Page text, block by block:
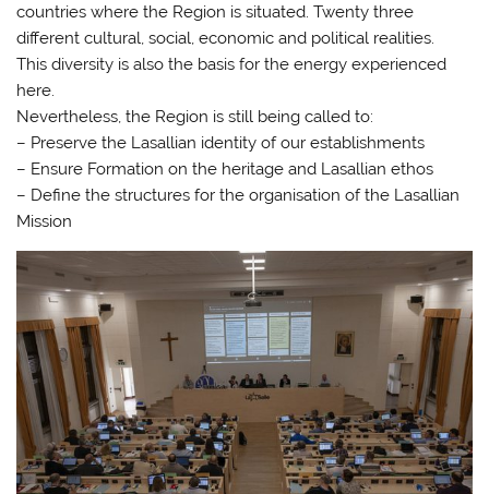
countries where the Region is situated. Twenty three
different cultural, social, economic and political realities.
This diversity is also the basis for the energy experienced
here.
Nevertheless, the Region is still being called to:
– Preserve the Lasallian identity of our establishments
– Ensure Formation on the heritage and Lasallian ethos
– Define the structures for the organisation of the Lasallian
Mission